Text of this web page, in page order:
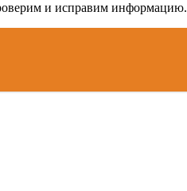
и исправим информацию.